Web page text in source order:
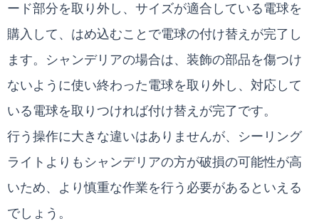
ード部分を取り外し、サイズが適合している電球を
購入して、はめ込むことで電球の付け替えが完了し
ます。シャンデリアの場合は、装飾の部品を傷つけ
ないように使い終わった電球を取り外し、対応して
いる電球を取りつければ付け替えが完了です。
行う操作に大きな違いはありませんが、シーリング
ライトよりもシャンデリアの方が破損の可能性が高
いため、より慎重な作業を行う必要があるといえる
でしょう。